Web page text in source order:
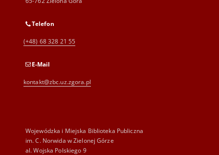
Telefon
(+48) 68 328 21 55
E-Mail
kontakt@zbc.uz.zgora.pl
Wojewódzka i Miejska Biblioteka Publiczna
im. C. Norwida w Zielonej Górze
al. Wojska Polskiego 9